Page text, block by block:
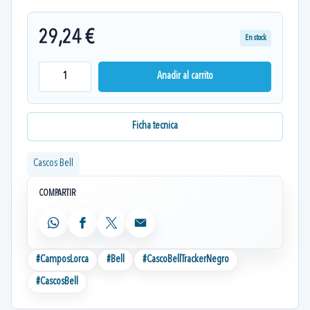
29,24 € En stock
Anadir al carrito
Ficha tecnica
Cascos Bell
COMPARTIR
WhatsAppFacebook
X Email
#CamposLorca #Bell #CascoBellTrackerNegro
#CascosBell